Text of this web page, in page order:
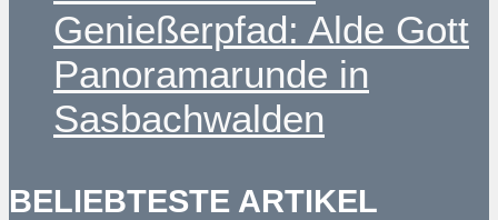
Genießerpfad: Alde Gott
Panoramarunde in
Sasbachwalden
BELIEBTESTE ARTIKEL